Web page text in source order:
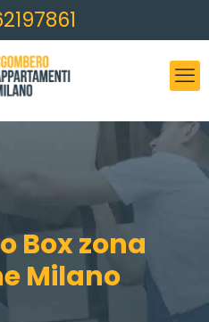
Box zona
Milano